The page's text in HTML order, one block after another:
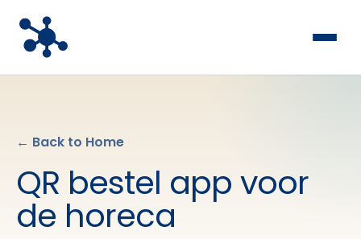
← Back to Home
QR bestel app voor
de horeca